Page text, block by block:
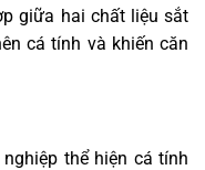
giữa hai chất liệu sắt
cá tính và khiến căn
thể hiện cá tính